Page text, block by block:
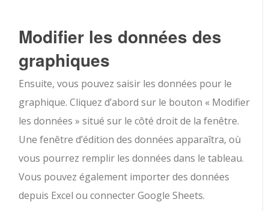
Modifier les données des
graphiques
Ensuite, vous pouvez saisir les données pour le
graphique. Cliquez d’abord sur le bouton « Modifier
les données » situé sur le côté droit de la fenêtre.
Une fenêtre d’édition des données apparaîtra, où
vous pourrez remplir les données dans le tableau.
Vous pouvez également importer des données
depuis Excel ou connecter Google Sheets.